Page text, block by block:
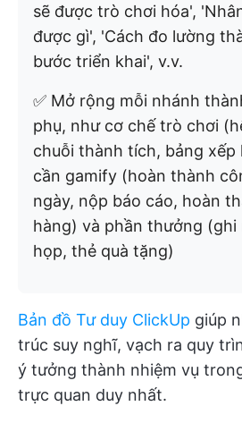
sẽ được trò chơi hóa',
được gì', 'Cách đo lường
bước triển khai', v.v.
✅ Mở rộng mỗi nhánh
phụ, như cơ chế trò chơi
chuỗi thành tích, bảng xếp
cần gamify (hoàn thành
ngày, nộp báo cáo, hoàn
hàng) và phần thưởng
họp, thẻ quà tặng)
Bản đồ Tư duy ClickUp giúp
trúc suy nghĩ, vạch ra quy
ý tưởng thành nhiệm vụ
trực quan duy nhất.